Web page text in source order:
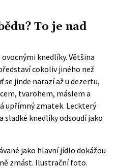
To je nad
knedlíky. Většina
cokoliv jiného než
se jinde narazí až u dezertu,
tvarohem, máslem a
upřímný zmatek. Leckterý
sladké knedlíky odsoudí jako